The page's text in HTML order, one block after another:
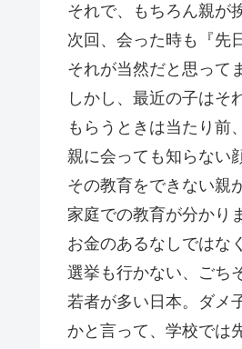
それで、もちろん親が
次回、会った時も『先
それが当然だと思って
しかし、最近の子はそ
もらうときは当たり前
親に会っても知らない
その教育をできない親
家庭での教育が分かり
お金のあるなしではな
選挙も行かない、ごち
若者が多い日本。ダメ
かと言って、学校では